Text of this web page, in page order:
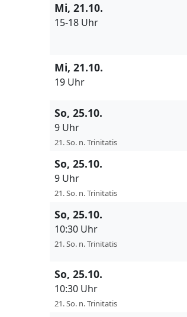
Mi, 21.10.
15-18 Uhr
Mi, 21.10.
19 Uhr
So, 25.10.
9 Uhr
21. So. n. Trinitatis
So, 25.10.
9 Uhr
21. So. n. Trinitatis
So, 25.10.
10:30 Uhr
21. So. n. Trinitatis
So, 25.10.
10:30 Uhr
21. So. n. Trinitatis